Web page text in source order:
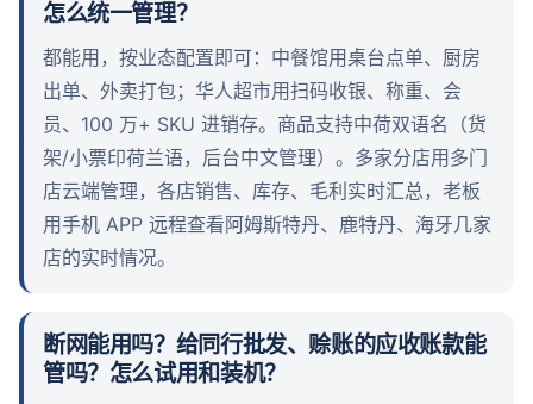
怎么统一管理？
都能用，按业态配置即可：中餐馆用桌台点单、厨房
出单、外卖打包；华人超市用扫码收银、称重、会
员、100 万+ SKU 进销存。商品支持中荷双语名（货
架/小票印荷兰语，后台中文管理）。多家分店用多门
店云端管理，各店销售、库存、毛利实时汇总，老板
用手机 APP 远程查看阿姆斯特丹、鹿特丹、海牙几家
店的实时情况。
断网能用吗？给同行批发、赊账的应收账款能
管吗？怎么试用和装机？